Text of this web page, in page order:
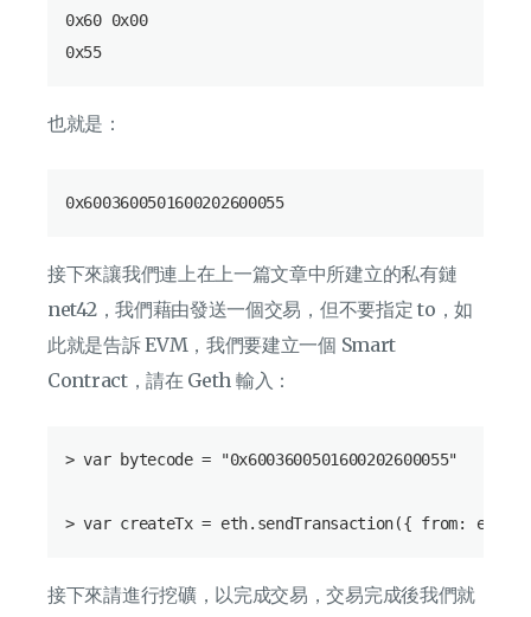
0x60 0x00
0x55
也就是：
0x6003600501600202600055
接下來讓我們連上在上一篇文章中所建立的私有鏈
net42，我們藉由發送一個交易，但不要指定 to，如
此就是告訴 EVM，我們要建立一個 Smart
Contract，請在 Geth 輸入：
> var bytecode = "0x6003600501600202600055"
接下來請進行挖礦，以完成交易，交易完成後我們就